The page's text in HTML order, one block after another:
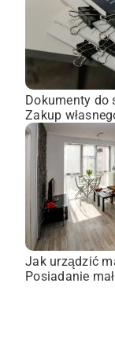
Dokumenty do
Zakup
Jak urządzić
Posiadanie